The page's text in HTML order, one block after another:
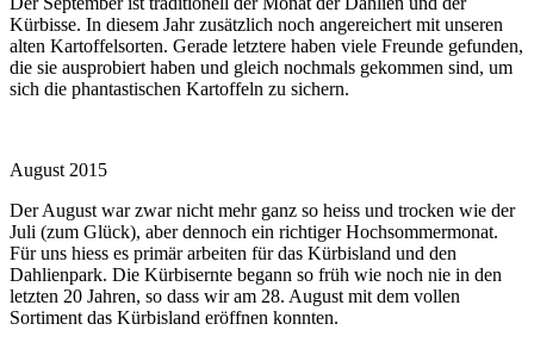
Kürbisse. In diesem Jahr zusätzlich noch angereichert mit unseren
alten Kartoffelsorten. Gerade letztere haben viele Freunde gefunden,
die sie ausprobiert haben und gleich nochmals gekommen sind, um
sich die phantastischen Kartoffeln zu sichern.
August 2015
Der August war zwar nicht mehr ganz so heiss und trocken wie der
Juli (zum Glück), aber dennoch ein richtiger Hochsommermonat.
Für uns hiess es primär arbeiten für das Kürbisland und den
Dahlienpark. Die Kürbisernte begann so früh wie noch nie in den
letzten 20 Jahren, so dass wir am 28. August mit dem vollen
Sortiment das Kürbisland eröffnen konnten.